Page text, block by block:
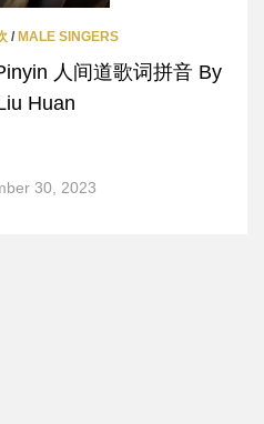
/ MALE SINGERS
人间道歌词拼音 By
Huan
30, 2023